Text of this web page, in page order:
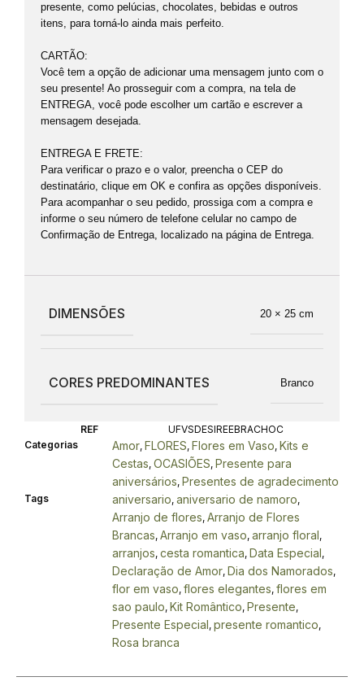
presente, como pelúcias, chocolates, bebidas e outros
itens, para torná-lo ainda mais perfeito.
CARTÃO:
Você tem a opção de adicionar uma mensagem junto com o
seu presente! Ao prosseguir com a compra, na tela de
ENTREGA, você pode escolher um cartão e escrever a
mensagem desejada.
ENTREGA E FRETE:
Para verificar o prazo e o valor, preencha o CEP do
destinatário, clique em OK e confira as opções disponíveis.
Para acompanhar o seu pedido, prossiga com a compra e
informe o seu número de telefone celular no campo de
Confirmação de Entrega, localizado na página de Entrega.
DIMENSÕES 20 × 25 cm
CORES PREDOMINANTES Branco
REF
UFVSDESIREEBRACHOC
Categorias
Amor, FLORES, Flores em Vaso, Kits e
Cestas, OCASIÕES, Presente para
aniversários, Presentes de agradecimento
Tags aniversario, aniversario de namoro,
Arranjo de flores, Arranjo de Flores
Brancas, Arranjo em vaso, arranjo floral,
arranjos, cesta romantica, Data Especial,
Declaração de Amor, Dia dos Namorados,
flor em vaso, flores elegantes, flores em
sao paulo, Kit Romântico, Presente,
Presente Especial, presente romantico,
Rosa branca